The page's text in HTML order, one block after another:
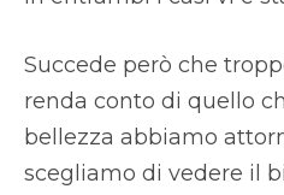
Succede però che
renda conto di quello
bellezza abbiamo
scegliamo di vedere il